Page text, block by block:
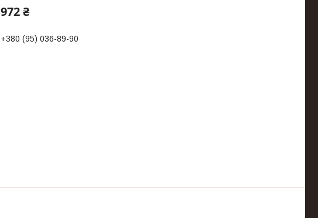
972 ₴
+380 (95) 036-89-90